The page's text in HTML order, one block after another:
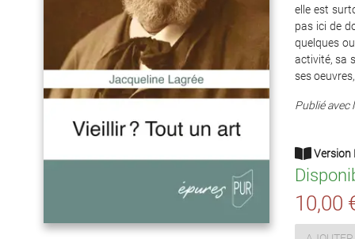
elle est
pas ici de
quelques
activité, sa
ses
Publié avec
Version
10,00